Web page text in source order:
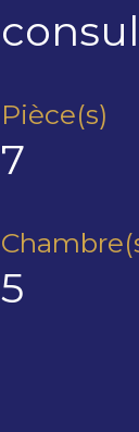
Pièce(s)
7
5